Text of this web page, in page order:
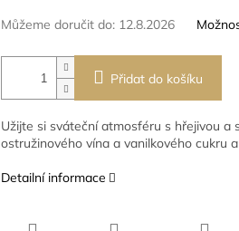
Můžeme doručit do: 12.8.2026
Přidat do košíku
Užijte si sváteční atmosféru s hřejivou a
ostružinového vína a vanilkového cukru
Detailní informace